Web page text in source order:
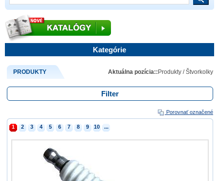
Kategórie
PRODUKTY Aktuálna pozícia:: Produkty /Štvorkolky
Filter
Porovnať označené
1 2 3 4 5 6 7 8 9 10 ...